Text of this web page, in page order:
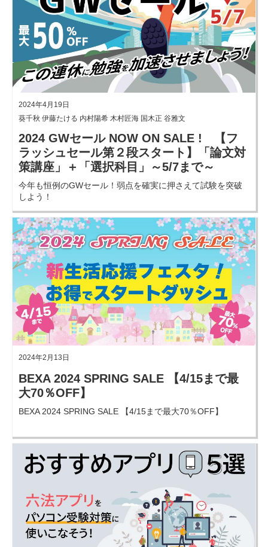
2024年4月19日
葵千秋 伊藤たける 内村陽希 木村匠海 国木正 谷雅文
2024 GWセール NOW ON SALE ! 【フ
ラッシュセール第２段スタート】「論文対
策講座」＋「選択科目」～5/7まで～
今年も恒例のGWセール！弱点を確実に押さえて試験を突破
しよう！
2024年2月13日
BEXA 2024 SPRING SALE 【4/15まで最
大70％OFF】
BEXA 2024 SPRING SALE 【4/15まで最大70％OFF】